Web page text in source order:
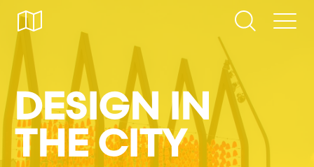
DESIGN IN
THE CITY